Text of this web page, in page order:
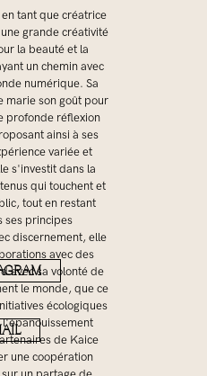
tant que créatrice
grande créativité
la beauté et la
un chemin avec
numérique. Sa
marie son goût pour
profonde réflexion
ainsi à ses
variée et
s'investit dans la
qui touchent et
tout en restant
ses principes
discernement, elle
avec des
avec sa volonté de
le monde, que ce
écologiques
l'épanouissement
de Kaice
une coopération